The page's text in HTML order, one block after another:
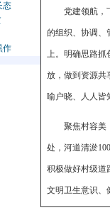
态
作
党建领航，
的组织、协调、
上。明确思路抓
放，做到资源共
喻户晓、人人皆
聚焦村容美
处，河道清淤
积极做好村级道
文明卫生意识、